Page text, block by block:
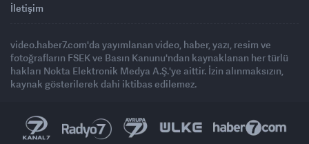
İletişim
video.haber7.com'da yayımlanan video, haber, yazı, resim ve
fotoğrafların FSEK ve Basın Kanunu'ndan kaynaklanan her türlü
hakları Nokta Elektronik Medya A.Ş.'ye aittir. İzin alınmaksızın,
kaynak gösterilerek dahi iktibas edilemez.